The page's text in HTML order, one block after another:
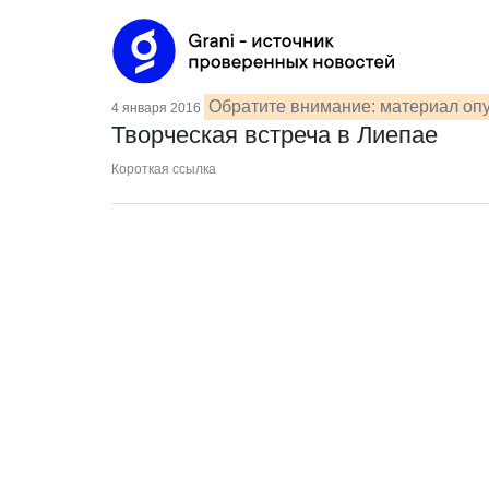
4 января 2016 Обратите внимание: материал
Творческая встреча в Лиепае
Короткая ссылка